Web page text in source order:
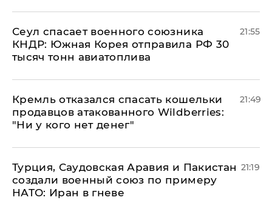
​Сеул спасает военного союзника
КНДР: Южная Корея отправила РФ 30
тысяч тонн авиатоплива
21:55
Кремль отказался спасать кошельки
продавцов атакованного Wildberries:
"Ни у кого нет денег"
21:49
Турция, Саудовская Аравия и Пакистан
создали военный союз по примеру
НАТО: Иран в гневе
21:19